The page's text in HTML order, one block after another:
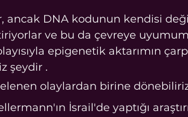
ancak DNA kodunun kendisi
ve bu da çevreye
epigenetik aktarımın
şeydir .
olaylardan birine
İsrail'de yaptığı